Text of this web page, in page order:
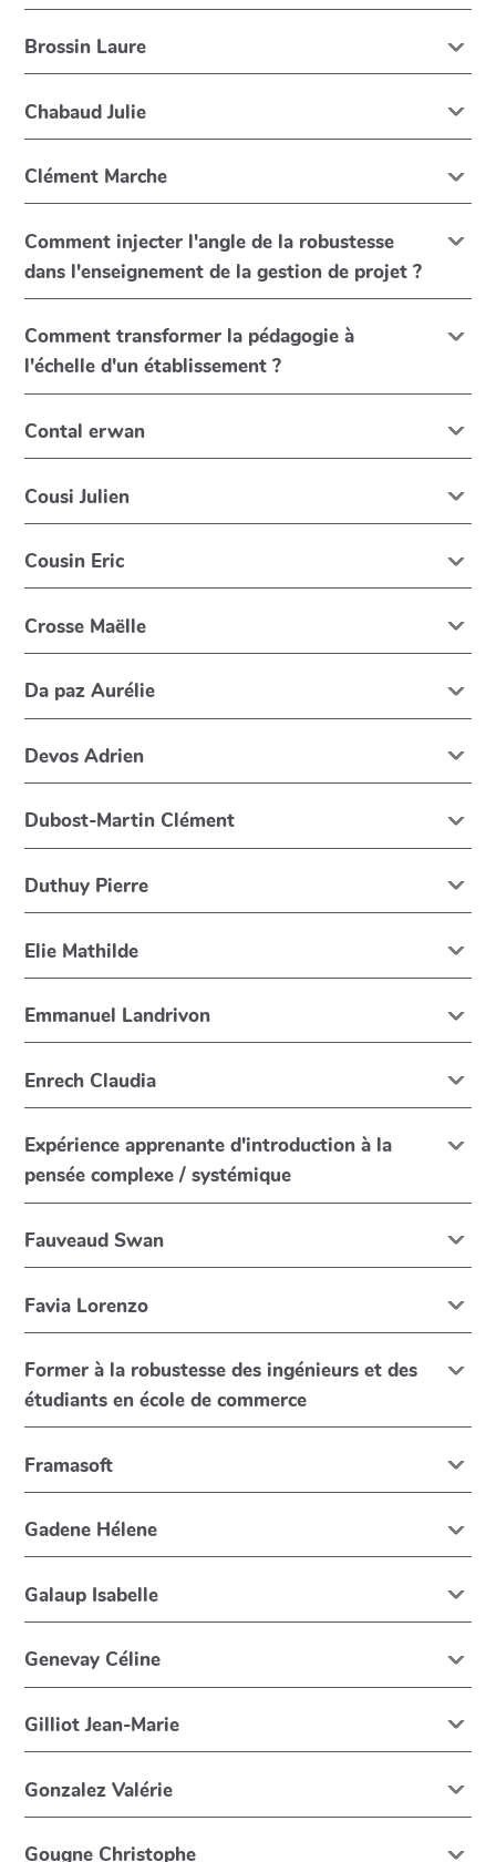
Brossin Laure
Chabaud Julie
Clément Marche
Comment injecter l'angle de la robustesse
dans l'enseignement de la gestion de projet ?
Comment transformer la pédagogie à
l'échelle d'un établissement ?
Contal erwan
Cousi Julien
Cousin Eric
Crosse Maëlle
Da paz Aurélie
Devos Adrien
Dubost-Martin Clément
Duthuy Pierre
Elie Mathilde
Emmanuel Landrivon
Enrech Claudia
Expérience apprenante d'introduction à la
pensée complexe / systémique
Fauveaud Swan
Favia Lorenzo
Former à la robustesse des ingénieurs et des
étudiants en école de commerce
Framasoft
Gadene Hélene
Galaup Isabelle
Genevay Céline
Gilliot Jean-Marie
Gonzalez Valérie
Gougne Christophe